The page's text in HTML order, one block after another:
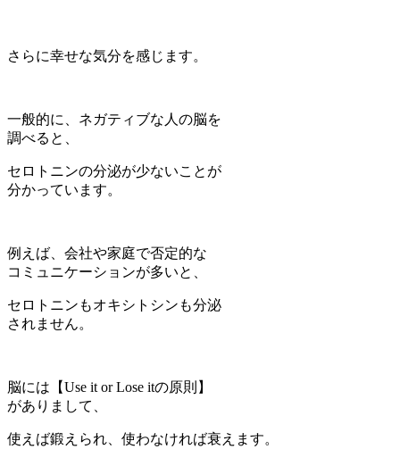
さらに幸せな気分を感じます。
一般的に、ネガティブな人の脳を
調べると、
セロトニンの分泌が少ないことが
分かっています。
例えば、会社や家庭で否定的な
コミュニケーションが多いと、
セロトニンもオキシトシンも分泌
されません。
脳には【Use it or Lose itの原則】
がありまして、
使えば鍛えられ、使わなければ衰えます。